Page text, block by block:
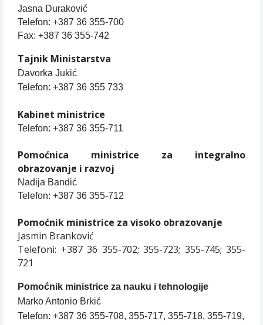
Jasna Duraković
Telefon: +387 36 355-700
Fax: +387 36 355-742
Tajnik Ministarstva
Davorka Jukić
Telefon: +387 36 355 733
Kabinet ministrice
Telefon: +387 36 355-711
Pomoćnica ministrice za integralno
obrazovanje i razvoj
Nadija Bandić
Telefon: +387 36 355-712
Pomoćnik ministrice za visoko obrazovanje
Jasmin Branković
Telefoni: +387 36 355-702; 355-723; 355-745; 355-
721
Pomoćnik ministrice za nauku i tehnologije
Marko Antonio Brkić
Telefon: +387 36 355-708, 355-717, 355-718, 355-719,